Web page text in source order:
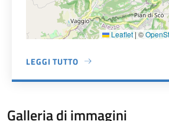
Leaflet | ©
LEGGI TUTTO
A PROPOSITO DI PIAZZA POTENTE
Galleria di immagini